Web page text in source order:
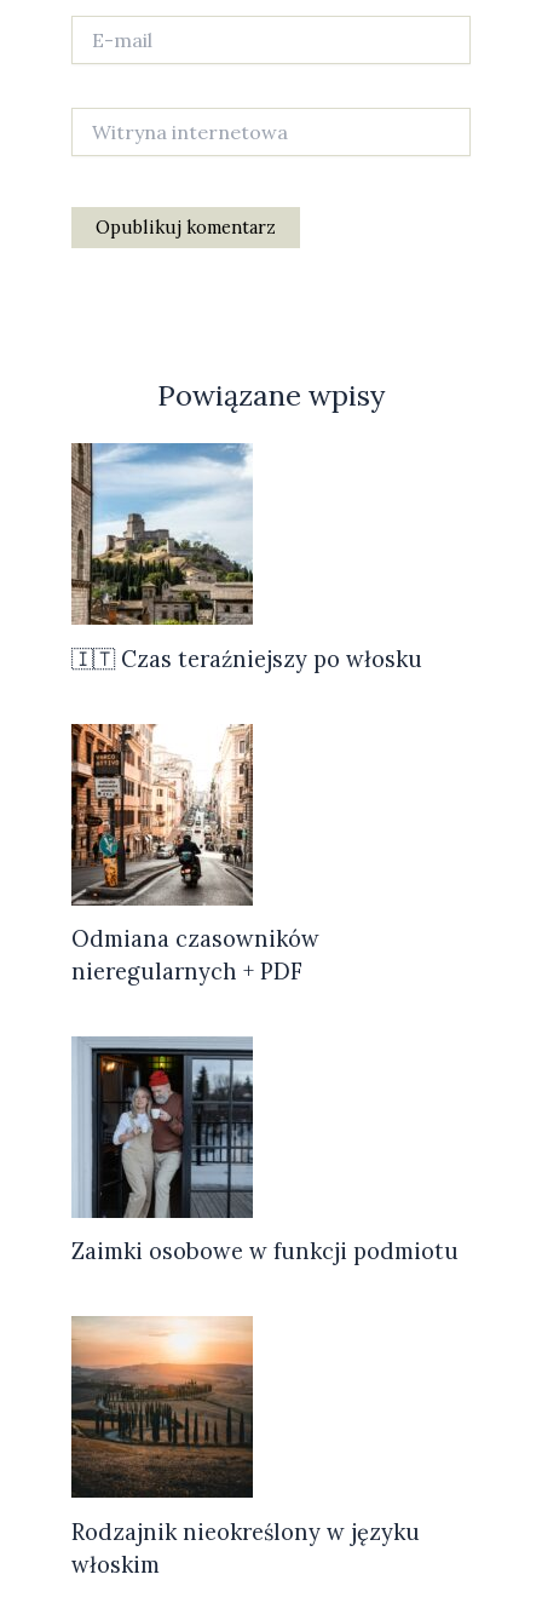
mail
internetowa
Powiązane wpisy
🇮🇹 Czas teraźniejszy po włosku
Odmiana czasowników
nieregularnych + PDF
Zaimki osobowe w funkcji podmiotu
Rodzajnik nieokreślony w języku
włoskim